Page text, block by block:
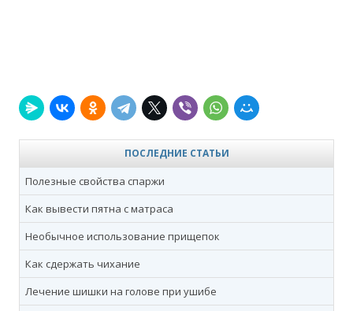
ПОСЛЕДНИЕ СТАТЬИ
Полезные свойства спаржи
Как вывести пятна с матраса
Необычное использование прищепок
Как сдержать чихание
Лечение шишки на голове при ушибе